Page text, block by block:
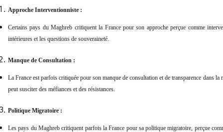
Approche Interventionniste :
Certains pays du Maghreb critiquent la France pour son approche perçue comme
intérieures et les questions de souveraineté.
Manque de Consultation :
La France est parfois critiquée pour son manque de consultation et de transparence dans
peut susciter des méfiances et des résistances.
Politique Migratoire :
Les pays du Maghreb critiquent parfois la France pour sa politique migratoire, perçue